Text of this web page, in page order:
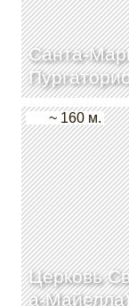
Санта-
Церковь
а-
~ 160 м.